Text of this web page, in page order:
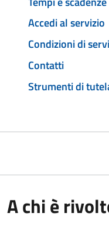
Accedi al servizio
Condizioni di
Contatti
Strumenti di
A chi è